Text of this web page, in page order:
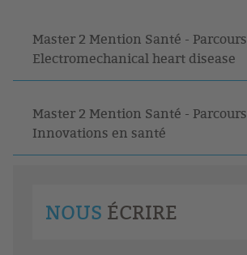
Master 2 Mention Santé - Parcours
Electromechanical heart disease
Master 2 Mention Santé - Parcours
Innovations en santé
NOUS ÉCRIRE